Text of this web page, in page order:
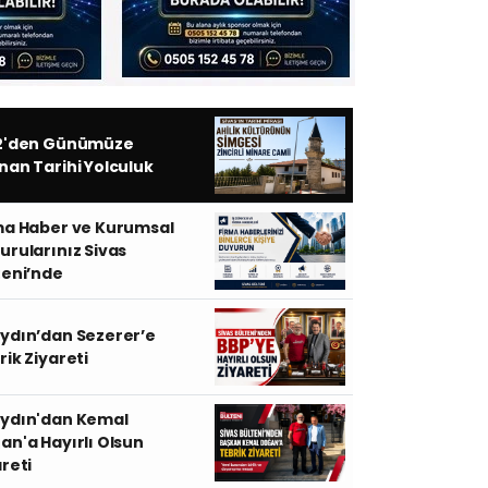
Periyodik Bakım Yapılmayan
Günümüze
Tarihi Yolculuk
Haber ve Kurumsal
Sivas
Sezerer’e
Ziyareti
Kemal
Hayırlı Olsun